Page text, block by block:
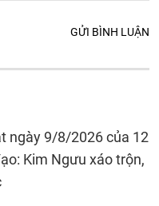
GỬI BÌNH LUẬN
ngày 9/8/2026 của 12
Kim Ngưu xáo trộn,